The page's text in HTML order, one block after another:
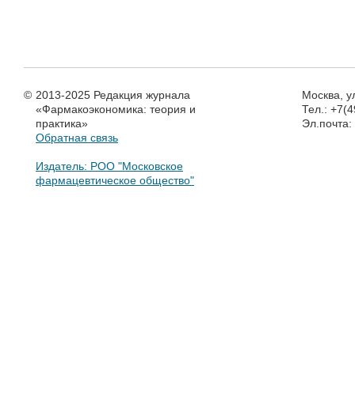
© 2013-2025 Редакция журнала
«Фармакоэкономика: теория и
практика»
Обратная связь
Издатель: РОО "Московское
фармацевтическое общество"
Москва,
Тел.:
Эл.почта: